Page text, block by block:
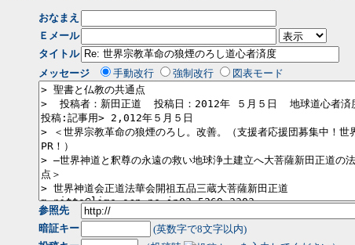
おなまえ
Ｅメール
タイトル
メッセージ
手動改行 強制改行 図表モード
参照先
暗証キー
(英数字で8文字以内)